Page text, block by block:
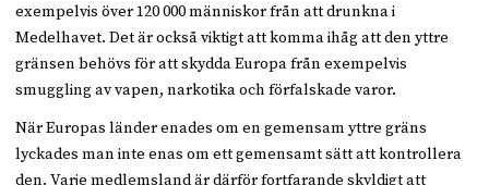
exempelvis över 120 000 människor från att drunkna i
Medelhavet. Det är också viktigt att komma ihåg att den yttre
gränsen behövs för att skydda Europa från exempelvis
smuggling av vapen, narkotika och förfalskade varor.
När Europas länder enades om en gemensam yttre gräns
lyckades man inte enas om ett gemensamt sätt att kontrollera
den. Varje medlemsland är därför fortfarande skyldigt att